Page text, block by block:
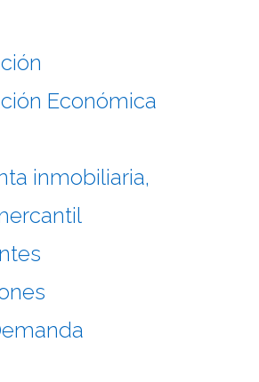
Económica
inmobiliaria,